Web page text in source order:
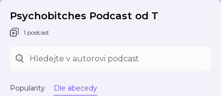
Psychobitches Podcast od T
1 podcast
Popularity Dle abecedy